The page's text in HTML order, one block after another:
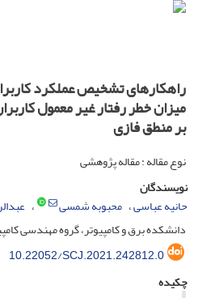
راهکارهای تشخیص عملکرد
میزان خطر رفتار غیر معمول
بر منطق فازی
نوع مقاله : مقاله پژوهشی
نویسندگان
حانیه عباسی محبوبه شمسی
دانشکده برق و کامپیوتر، گروه مهندسی
10.22052/SCJ.2021.242812.0
چکیده